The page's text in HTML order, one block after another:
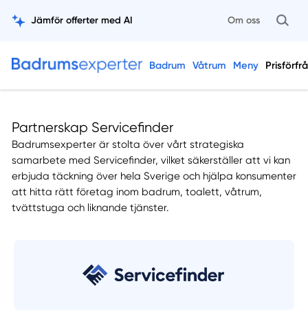
Jämför offerter med AI Om oss
Badrum Våtrum Meny
Partnerskap Servicefinder
Badrumsexperter är stolta över vårt strategiska
samarbete med Servicefinder, vilket säkerställer att vi kan
erbjuda täckning över hela Sverige och hjälpa konsumenter
att hitta rätt företag inom badrum, toalett, våtrum,
tvättstuga och liknande tjänster.